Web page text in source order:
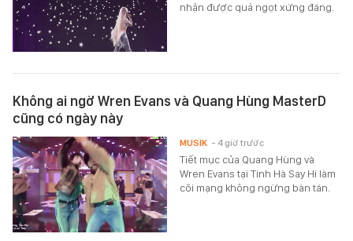
nhận được quả ngọt xứng đáng.
Không ai ngờ Wren Evans và Quang Hùng MasterD
cũng có ngày này
Tiết mục của Quang Hùng và
Wren Evans tại Tinh Hà Say Hi làm
cõi mạng không ngừng bàn tán.
MUSIK - 4 giờ trước